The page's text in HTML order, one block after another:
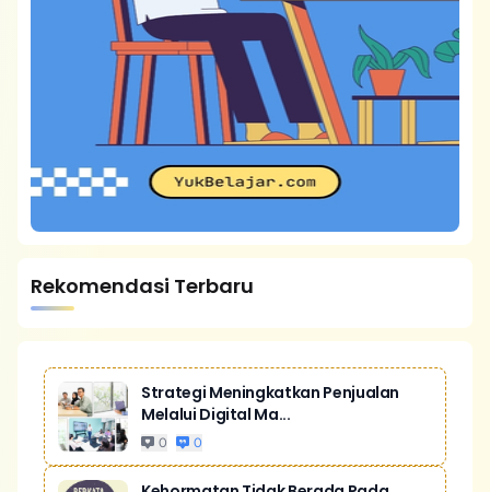
Rekomendasi Terbaru
Strategi Meningkatkan Penjualan
Melalui Digital Ma...
0 0